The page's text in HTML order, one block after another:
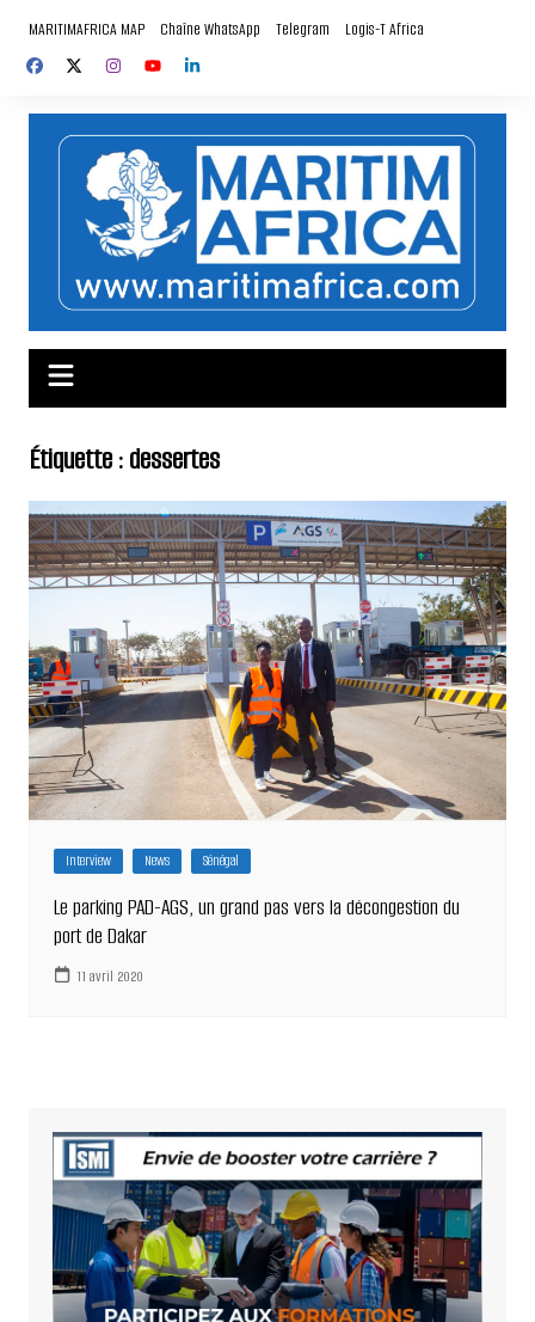
contenu
MARITIMAFRICA MAP Chaîne WhatsApp Telegram Logis-T Africa
Étiquette :dessertes
Interview News Sénégal
Le parking PAD-AGS, un grand pas vers la décongestion du
port de Dakar
11 avril 2020